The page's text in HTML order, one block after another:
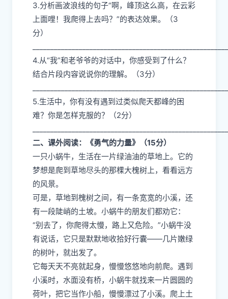
3.分析画波浪线的句子“啊，峰顶这么高，在云彩
上面哩！我爬得上去吗？”的表达效果。（3
分）
4.从“我”和老爷爷的对话中，你感受到了什么？
结合片段内容说说你的理解。（3分）
5.生活中，你有没有遇到过类似爬天都峰的困
难？你是怎样克服的？（2分）
二、课外阅读：《勇气的力量》（15分）
一只小蜗牛，生活在一片绿油油的草地上。它的
梦想是爬到草地尽头的那棵大槐树上，看看远方
的风景。
可是，草地到槐树之间，有一条宽宽的小溪，还
有一段陡峭的土坡。小蜗牛的朋友们都劝它：
“别去了，你爬得太慢，路上又危险。”小蜗牛没
有说话，它只是默默地收拾好行囊——几片嫩绿
的树叶，就出发了。
它每天天不亮就起身，慢慢悠悠地向前爬。遇到
小溪时，水面没有桥，小蜗牛就找来一片圆圆的
荷叶，把它当作小船，慢慢漂过了小溪。爬上土